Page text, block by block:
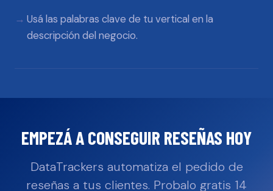
Usá las palabras clave de tu vertical en la
descripción del negocio.
EMPEZÁ A CONSEGUIR RESEÑAS HOY
DataTrackers automatiza el pedido de
reseñas a tus clientes. Probalo gratis 14